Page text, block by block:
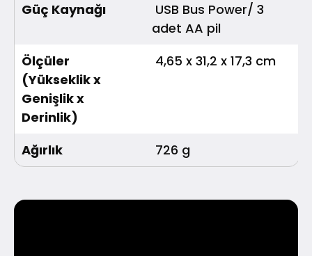
Güç Kaynağı
USB Bus Power/ 3
adet AA pil
Ölçüler
(Yükseklik x
Genişlik x
Derinlik)
4,65 x 31,2 x 17,3 cm
Ağırlık 726 g